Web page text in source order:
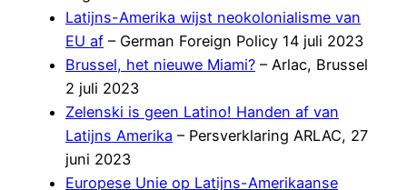
Latijns-Amerika wijst neokolonialisme van
EU af – German Foreign Policy 14 juli 2023
Brussel, het nieuwe Miami? – Arlac, Brussel
2 juli 2023
Zelenski is geen Latino! Handen af van
Latijns Amerika – Persverklaring ARLAC, 27
juni 2023
Europese Unie op Latijns-Amerikaanse